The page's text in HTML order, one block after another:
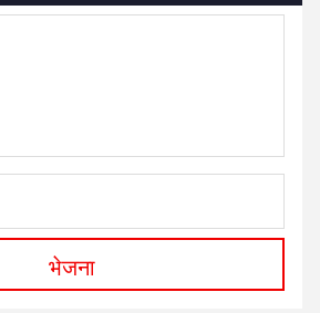
भेजना